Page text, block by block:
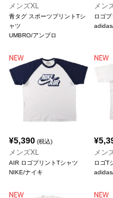
メンズXL
青タグ スポーツプリントTシ
ャツ
UMBRO/アンブロ
メン
ロゴ
¥5,390 (税込)
メンズXL
AIR ロゴプリントTシャツ
NIKE/ナイキ
¥
メン
ロゴT